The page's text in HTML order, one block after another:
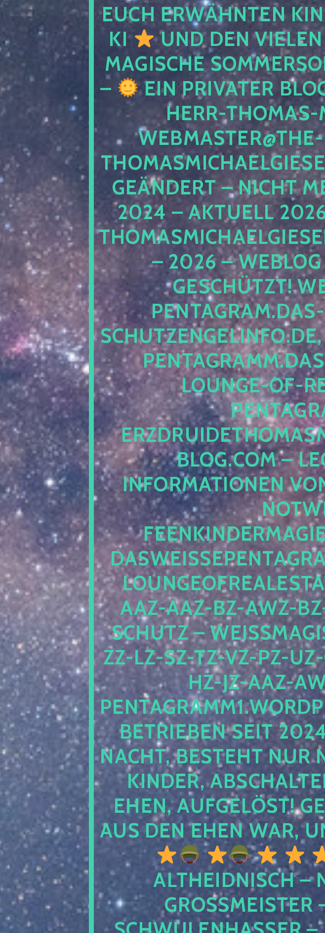
EUCH ERWÄHNTEN
KI
UND DEN
MAGISCHE
–
EIN PRIVATER
HERR-THOMAS-
GEÄNDERT – NICHT
2024 – AKTUELL
– 2026 – WEBLOG
ESCHÜTZT!
ENTAGRAM.DAS-
CHUTZENGELINFO.DE,
ENTAGRAMM.DAS-
OUNGE-OF-
LOG.COM –
NFORMATIONEN
AZ-AAZ-BZ-AWZ-BZ-
CHUTZ –
-LZ-SZ-TZ-VZ-PZ-UZ-
-JZ-AAZ-AWZ-
TRIEBEN SEIT 2024 –
CHT, BESTEHT NUR
NDER,
EN, AUFGELÖST!
S DEN EHEN WAR,
ALTHEIDNISCH –
GROSSMEISTER